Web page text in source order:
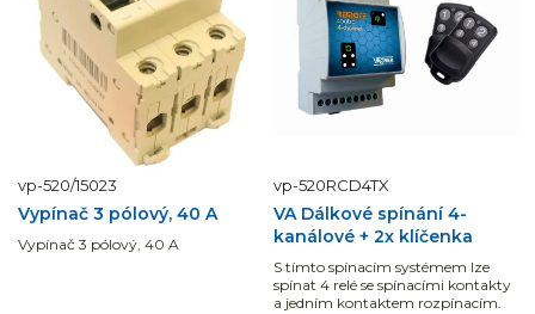
vp-520/15023
Vypínač 3 pólový, 40 A
Vypínač 3 pólový, 40 A
vp-520RCD4TX
VA Dálkové spínání 4-
kanálové + 2x klíčenka
S tímto spínacím systémem lze
spínat 4 relé se spínacími kontakty
a jedním kontaktem rozpínacím.